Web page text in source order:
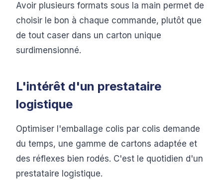
Avoir plusieurs formats sous la main permet de
choisir le bon à chaque commande, plutôt que
de tout caser dans un carton unique
surdimensionné.
L'intérêt d'un prestataire
logistique
Optimiser l'emballage colis par colis demande
du temps, une gamme de cartons adaptée et
des réflexes bien rodés. C'est le quotidien d'un
prestataire logistique.